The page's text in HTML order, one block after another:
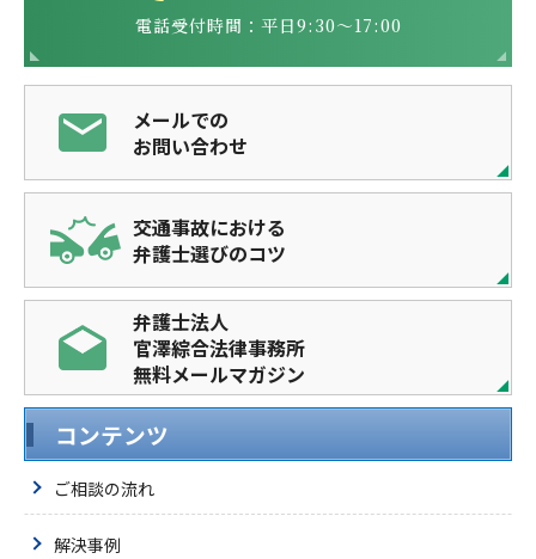
電話受付時間：平日9:30～17:00
メールでの
お問い合わせ
交通事故における
弁護士選びのコツ
弁護士法人
官澤綜合法律事務所
無料メールマガジン
コンテンツ
ご相談の流れ
解決事例